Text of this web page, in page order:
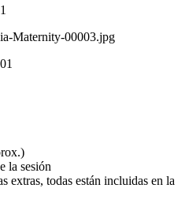
la sesión
extras, todas están incluidas en la